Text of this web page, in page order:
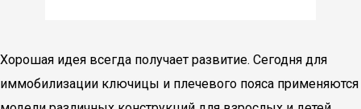
Хорошая идея всегда получает развитие. Сегодня для
иммобилизации ключицы и плечевого пояса применяются